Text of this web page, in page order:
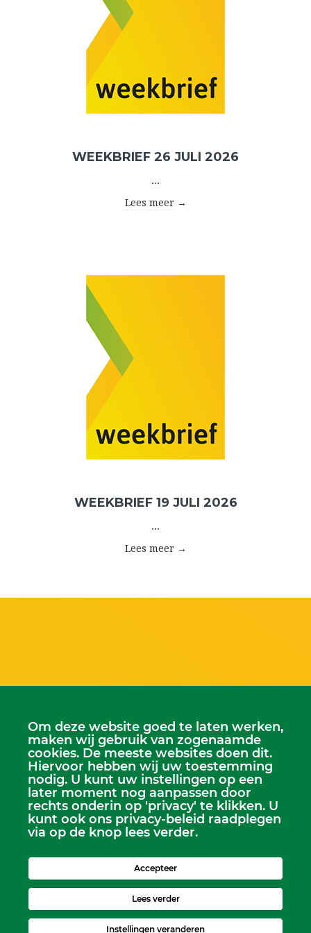
WEEKBRIEF 26 JULI 2026
...
Lees meer →
WEEKBRIEF 19 JULI 2026
...
Lees meer →
Scriba
Dhr. Leen Kruithof
scriba@kerkheerjansdam.nl
Om deze website goed te laten werken,
maken wij gebruik van zogenaamde
cookies. De meeste websites doen dit.
Hiervoor hebben wij uw toestemming
nodig. U kunt uw instellingen op een
later moment nog aanpassen door
rechts onderin op 'privacy' te klikken. U
kunt ook ons privacy-beleid raadplegen
via op de knop lees verder.
Accepteer
Lees verder
Instellingen veranderen